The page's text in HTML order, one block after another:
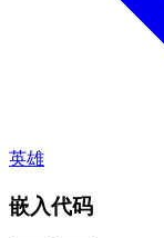
英雄
嵌入代码